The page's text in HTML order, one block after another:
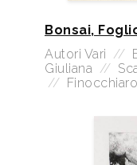
Bonsai,
Autori Vari //
Giuliana //
//